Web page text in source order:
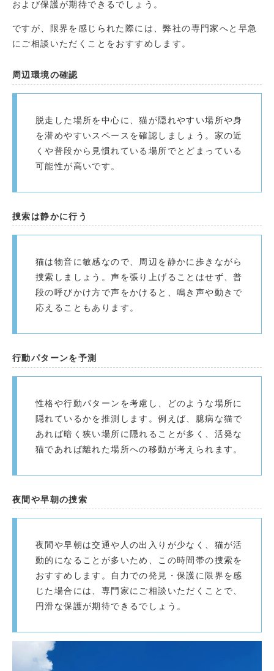
および保護が期待できるでしょう。
ですが、限界を感じられた際には、弊社の専門家へと早急
にご相談いただくことをおすすめします。
周辺環境の確認
脱走した場所を中心に、猫が隠れやすい場所や身
を潜めやすいスペースを確認しましょう。家の近
くや普段から見慣れている場所でとどまっている
可能性が高いです。
捜索は静かに行う
猫は物音に敏感なので、周辺を静かに歩きながら
捜索しましょう。声を張り上げることはせず、普
段の呼びかけ方で声をかけると、鳴き声や動きで
応えることもあります。
行動パターンを予測
性格や行動パターンを考慮し、どのような場所に
隠れているかを推測します。例えば、臆病な猫で
あれば暗く狭い場所に隠れることが多く、活発な
猫であれば離れた場所への移動が考えられます。
夜間や早朝の捜索
夜間や早朝は交通や人の出入りが少なく、猫が活
動的になることが多いため、この時間帯の捜索を
おすすめします。自力での発見・保護に限界を感
じた場合には、専門家にご相談いただくことで、
円滑な保護が期待できるでしょう。